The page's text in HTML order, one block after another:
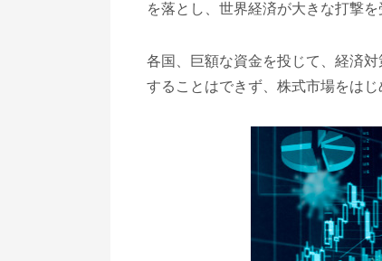
を落とし、世界経済が大きな打撃を
各国、巨額な資金を投じて、経済
することはできず、株式市場をは